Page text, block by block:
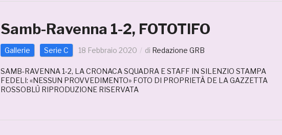
Samb-Ravenna 1-2, FOTOTIFO
Gallerie Serie C 18 Febbraio 2020 di Redazione GRB
SAMB-RAVENNA 1-2, LA CRONACA SQUADRA E STAFF IN SILENZIO STAMPA
FEDELI: «NESSUN PROVVEDIMENTO» FOTO DI PROPRIETÀ DE LA GAZZETTA
ROSSOBLÙ RIPRODUZIONE RISERVATA